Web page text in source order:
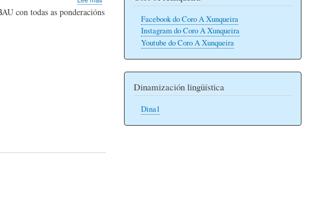
Simulacro
con todas as ponderacións
Facebook do Coro A Xunqueira
Instagram do Coro A Xunqueira
Youtube do Coro A Xunqueira
Dinamización lingüística
Dina1